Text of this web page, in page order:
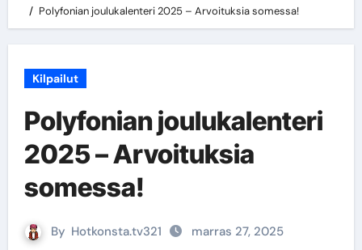
Polyfonian joulukalenteri 2025 – Arvoituksia somessa!
Kilpailut
Polyfonian joulukalenteri
2025 – Arvoituksia
somessa!
By Hotkonsta.tv321 marras 27, 2025